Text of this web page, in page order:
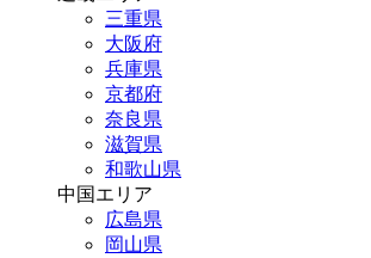
三重県
大阪府
兵庫県
京都府
奈良県
滋賀県
和歌山県
中国エリア
広島県
岡山県